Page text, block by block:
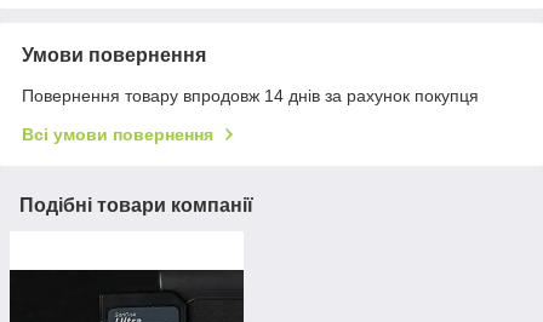
Умови повернення
Повернення товару впродовж 14 днів за рахунок покупця
Всі умови повернення
Подібні товари компанії